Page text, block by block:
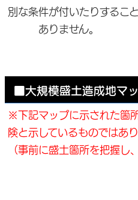
別な条件が付いたりするこ
ありません。
■大規模盛土造成地マ
※下記マップに示された箇
険と示しているものではあり
（事前に盛土箇所を把握し